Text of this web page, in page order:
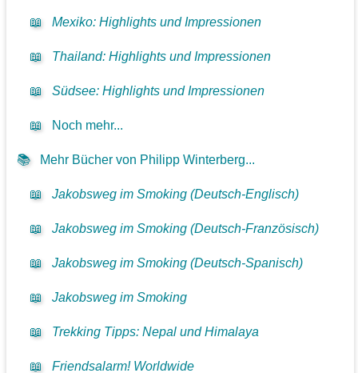
📖 Mexiko: Highlights und Impressionen
📖 Thailand: Highlights und Impressionen
📖 Südsee: Highlights und Impressionen
📖 Noch mehr...
📚 Mehr Bücher von Philipp Winterberg...
📖 Jakobsweg im Smoking (Deutsch-Englisch)
📖 Jakobsweg im Smoking (Deutsch-Französisch)
📖 Jakobsweg im Smoking (Deutsch-Spanisch)
📖 Jakobsweg im Smoking
📖 Trekking Tipps: Nepal und Himalaya
📖 Friendsalarm! Worldwide